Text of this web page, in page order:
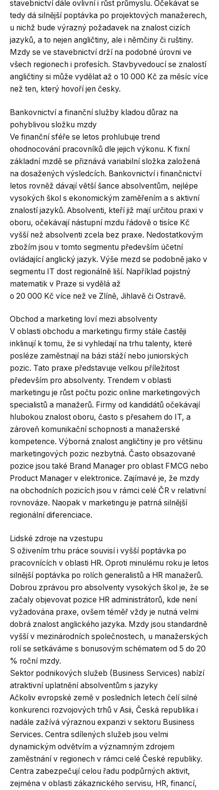
stavebnictví dále ovlivní i růst průmyslu. Očekávat se
tedy dá silnější poptávka po projektových manažerech,
u nichž bude výrazný požadavek na znalost cizích
jazyků, a to nejen angličtiny, ale i němčiny či ruštiny.
Mzdy se ve stavebnictví drží na podobné úrovni ve
všech regionech i profesích. Stavbyvedoucí se znalostí
angličtiny si může vydělat až o 10 000 Kč za měsíc více
než ten, který hovoří jen česky.
Bankovnictví a finanční služby kladou důraz na
pohyblivou složku mzdy
Ve finanční sféře se letos prohlubuje trend
ohodnocování pracovníků dle jejich výkonu. K fixní
základní mzdě se přiznává variabilní složka založená
na dosažených výsledcích. Bankovnictví i finančnictví
letos rovněž dávají větší šance absolventům, nejlépe
vysokých škol s ekonomickým zaměřením a s aktivní
znalostí jazyků. Absolventi, kteří již mají určitou praxi v
oboru, očekávají nástupní mzdu řádově o tisíce Kč
vyšší než absolventi zcela bez praxe. Nedostatkovým
zbožím jsou v tomto segmentu především účetní
ovládající anglický jazyk. Výše mezd se podobně jako v
segmentu IT dost regionálně liší. Například pojistný
matematik v Praze si vydělá až
o 20 000 Kč více než ve Zlíně, Jihlavě či Ostravě.
Obchod a marketing loví mezi absolventy
V oblasti obchodu a marketingu firmy stále častěji
inklinují k tomu, že si vyhledají na trhu talenty, které
posléze zaměstnají na bázi stáží nebo juniorských
pozic. Tato praxe představuje velkou příležitost
především pro absolventy. Trendem v oblasti
marketingu je růst počtu pozic online marketingových
specialistů a manažerů. Firmy od kandidátů očekávají
hlubokou znalost oboru, často s přesahem do IT, a
zároveň komunikační schopnosti a manažerské
kompetence. Výborná znalost angličtiny je pro většinu
marketingových pozic nezbytná. Často obsazované
pozice jsou také Brand Manager pro oblast FMCG nebo
Product Manager v elektronice. Zajímavé je, že mzdy
na obchodních pozicích jsou v rámci celé ČR v relativní
rovnováze. Naopak v marketingu je patrná silnější
regionální diferenciace.
Lidské zdroje na vzestupu
S oživením trhu práce souvisí i vyšší poptávka po
pracovnících v oblasti HR. Oproti minulému roku je letos
silnější poptávka po rolích generalistů a HR manažerů.
Dobrou zprávou pro absolventy vysokých škol je, že se
začaly objevovat pozice HR administrátorů, kde není
vyžadována praxe, ovšem téměř vždy je nutná velmi
dobrá znalost anglického jazyka. Mzdy jsou standardně
vyšší v mezinárodních společnostech, u manažerských
rolí se setkáváme s bonusovým schématem od 5 do 20
% roční mzdy.
Sektor podnikových služeb (Business Services) nabízí
atraktivní uplatnění absolventům s jazyky
Ačkoliv evropské země v posledních letech čelí silné
konkurenci rozvojových trhů v Asii, Česká republika i
nadále zažívá výraznou expanzi v sektoru Business
Services. Centra sdílených služeb jsou velmi
dynamickým odvětvím a významným zdrojem
zaměstnání v regionech v rámci celé České republiky.
Centra zabezpečují celou řadu podpůrných aktivit,
zejména v oblasti zákaznického servisu, HR, financí,